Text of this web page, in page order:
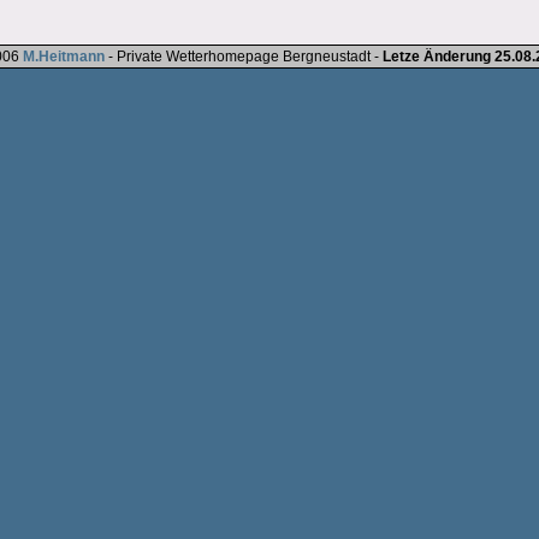
M.Heitmann- Private Wetterhomepage Bergneustadt - Letze Änderung